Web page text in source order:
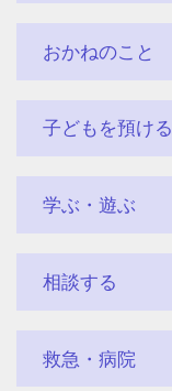
おかねのこと
子どもを預ける
学ぶ・遊ぶ
相談する
救急・病院